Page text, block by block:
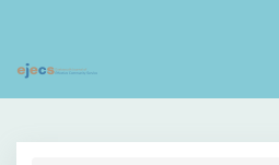
Utama
Bilah